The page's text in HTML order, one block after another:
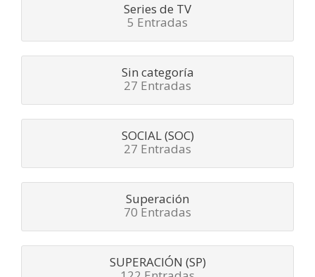
Series de TV
5 Entradas
Sin categoría
27 Entradas
SOCIAL (SOC)
27 Entradas
Superación
70 Entradas
SUPERACIÓN (SP)